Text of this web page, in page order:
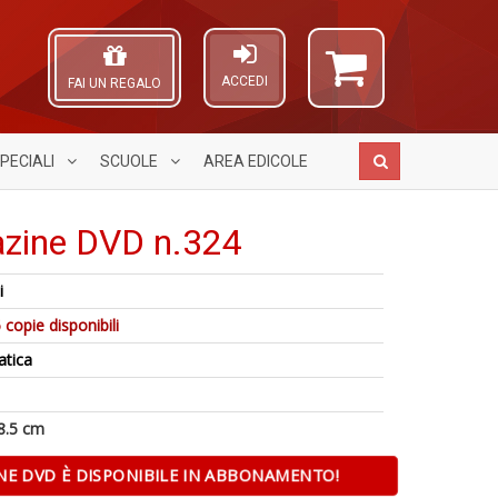
ACCEDI
FAI UN REGALO
SCUOLE AREA EDICOLE
DVD n.324
copie disponibili
cm
DVD È DISPONIBILE IN ABBONAMENTO!